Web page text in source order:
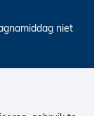
niet